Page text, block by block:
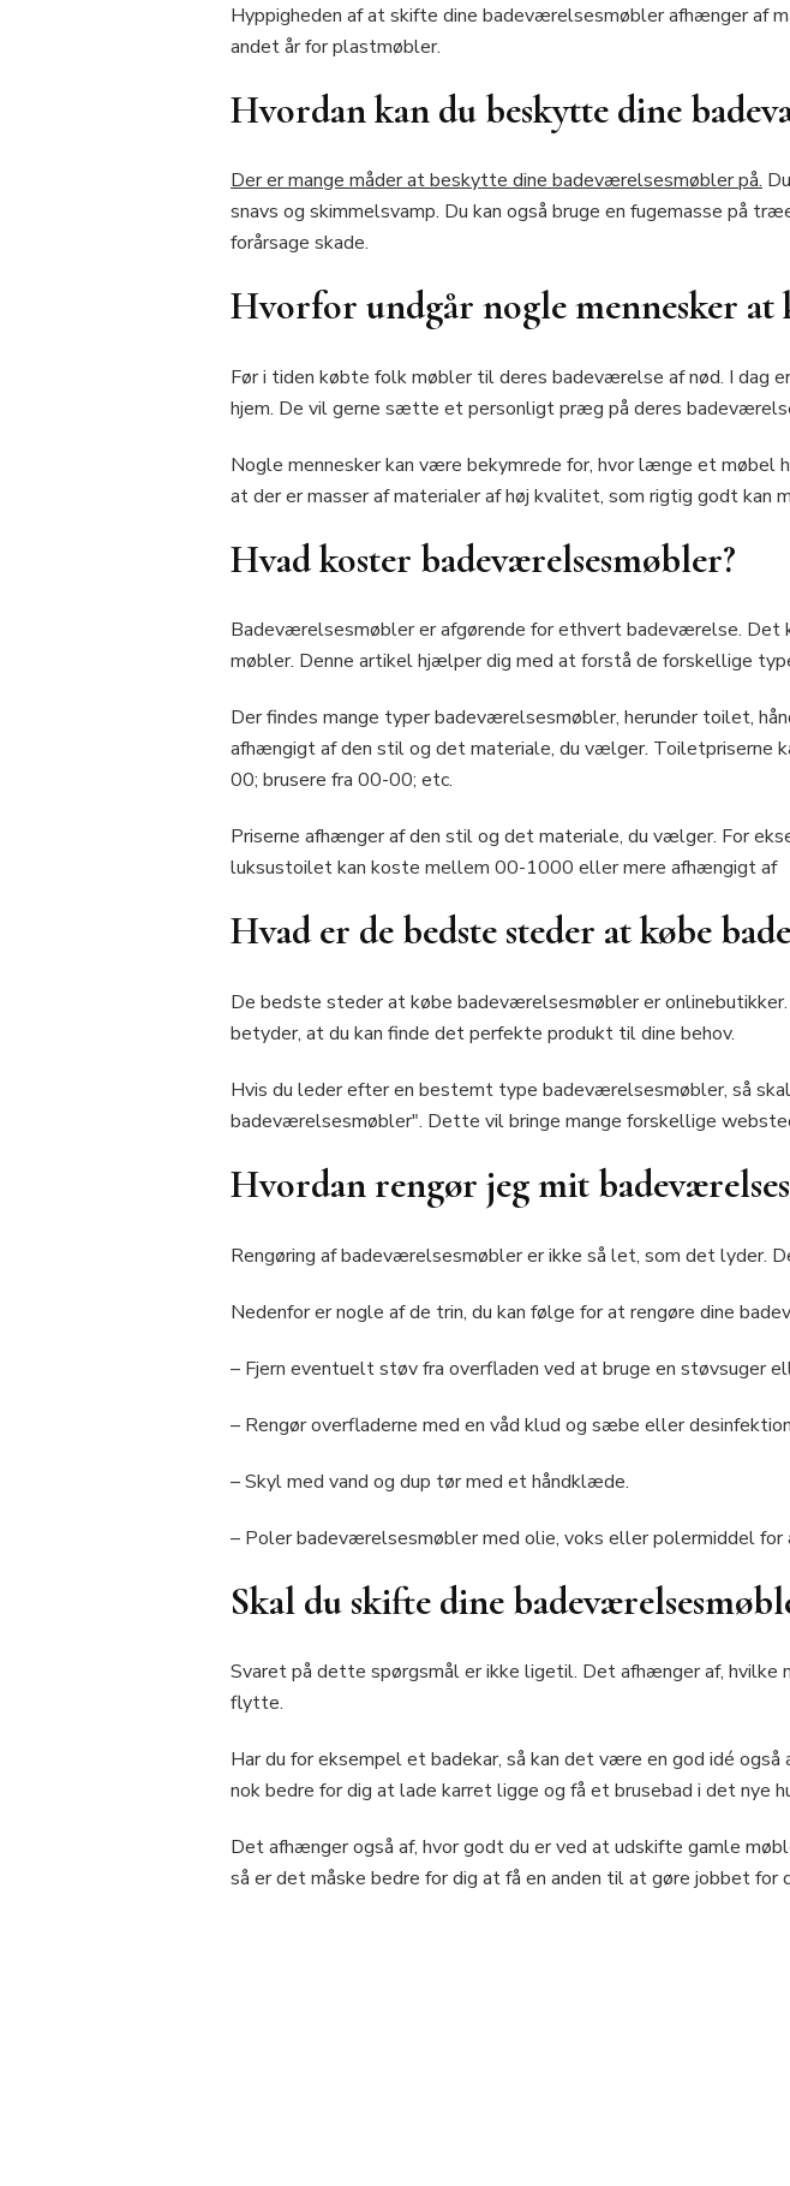
Hyppigheden af at skifte dine badeværelsesmøbler afhænger af
andet år for plastmøbler.
Hvordan kan du beskytte dine
Der er mange måder at beskytte dine badeværelsesmøbler på.
snavs og skimmelsvamp. Du kan også bruge en fugemasse på
forårsage skade.
Hvorfor undgår nogle mennesker at
Før i tiden købte folk møbler til deres badeværelse af nød. I dag
hjem. De vil gerne sætte et personligt præg på deres
Nogle mennesker kan være bekymrede for, hvor længe et
at der er masser af materialer af høj kvalitet, som rigtig godt kan
Hvad koster badeværelsesmøbler?
Badeværelsesmøbler er afgørende for ethvert badeværelse.
møbler. Denne artikel hjælper dig med at forstå de forskellige
Der findes mange typer badeværelsesmøbler, herunder toilet,
afhængigt af den stil og det materiale, du vælger. Toiletpriserne
00; brusere fra 00-00; etc.
Priserne afhænger af den stil og det materiale, du vælger. For
luksustoilet kan koste mellem 00-1000 eller mere afhængigt af
Hvad er de bedste steder at købe
De bedste steder at købe badeværelsesmøbler er
betyder, at du kan finde det perfekte produkt til dine behov.
Hvis du leder efter en bestemt type badeværelsesmøbler, så
badeværelsesmøbler". Dette vil bringe mange forskellige
Hvordan rengør jeg mit
Rengøring af badeværelsesmøbler er ikke så let, som det
Nedenfor er nogle af de trin, du kan følge for at rengøre dine
– Fjern eventuelt støv fra overfladen ved at bruge en støvsuger
– Rengør overfladerne med en våd klud og sæbe eller
– Skyl med vand og dup tør med et håndklæde.
– Poler badeværelsesmøbler med olie, voks eller polermiddel for
Skal du skifte dine
Svaret på dette spørgsmål er ikke ligetil. Det afhænger af,
flytte.
Har du for eksempel et badekar, så kan det være en god idé
nok bedre for dig at lade karret ligge og få et brusebad i det nye
Det afhænger også af, hvor godt du er ved at udskifte gamle
så er det måske bedre for dig at få en anden til at gøre jobbet for